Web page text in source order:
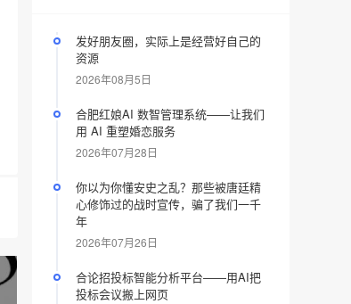
发好朋友圈，实际上是经营好自己的
资源
2026年08月5日
合肥红娘AI 数智管理系统——让我们
用 AI 重塑婚恋服务
2026年07月28日
你以为你懂安史之乱？那些被唐廷精
心修饰过的战时宣传，骗了我们一千
年
2026年07月26日
合论招投标智能分析平台——用AI把
投标会议搬上网页